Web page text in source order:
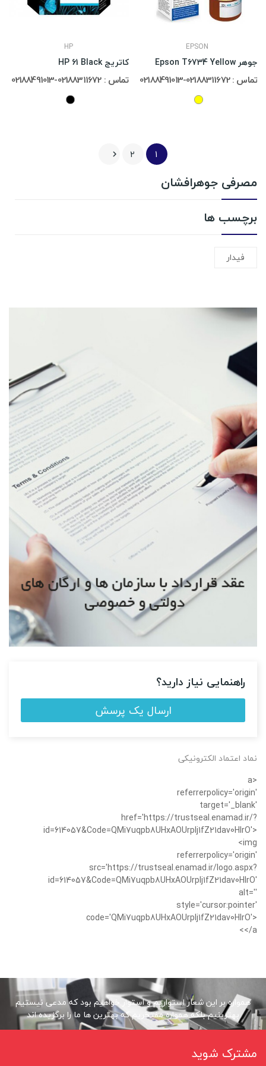
مصرفی جوهرافشان
برچسب ها
فیدار
راهنمایی نیاز دارید؟
ارسال یک پرسش
نماد اعتماد الکترونیکی
<a
referrerpolicy='origin'
target='_blank'
href='https://trustseal.enamad.ir/?
id=614057&Code=QMi7uqpb8UHxAOUrplj1fZ21dav0HIrO'>
<img
referrerpolicy='origin'
src='https://trustseal.enamad.ir/logo.aspx?
id=614057&Code=QMi7uqpb8UHxAOUrplj1fZ21dav0HIrO'
alt=''
style='cursor:pointer'
code='QMi7uqpb8UHxAOUrplj1fZ21dav0HIrO'>
</a>
EPSON
جوهر Epson T6734 Yellow
تماس : 02188311672-02188491013
HP
کاتریج HP 61 Black
تماس : 02188311672-02188491013
1
2

همواره بر این شعار استواریم و استوار خواهیم بود که مدعی نیستیم
بهترینیم بلکه همواره مفتخریم که بهترین ها ما را برگزیده اند
مشترک شوید